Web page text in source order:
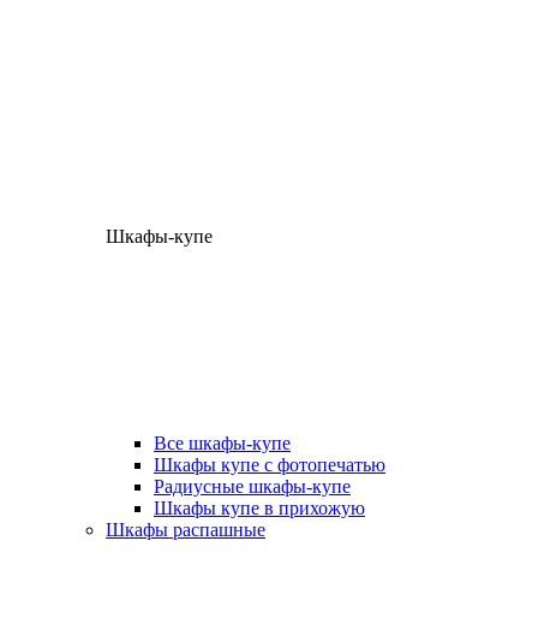
Шкафы-купе
Все шкафы-купе
Шкафы купе с фотопечатью
Радиусные шкафы-купе
Шкафы купе в прихожую
Шкафы распашные